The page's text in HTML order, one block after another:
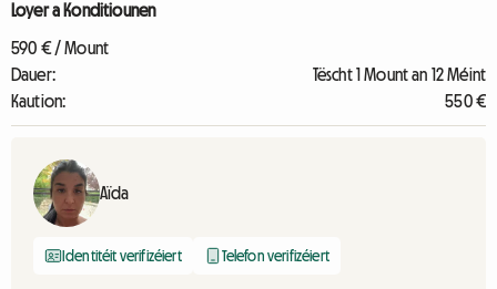
Loyer a Konditiounen
590 € / Mount
Dauer:
Tëscht 1 Mount an 12 Méint
Kaution:
550 €
Aïda
Identitéit verifizéiert Telefon verifizéiert